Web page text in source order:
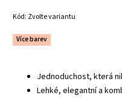
Kód: Zvolte variantu
Více barev
Jednoduchost, která
Lehké, elegantní a